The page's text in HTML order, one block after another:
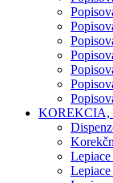
KOREKCIA,
Lepiace